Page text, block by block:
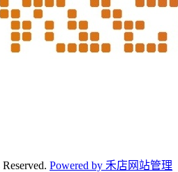
Powered by 禾店网站管理